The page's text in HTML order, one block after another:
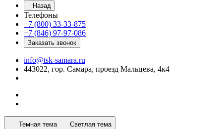
Назад
Телефоны
+7 (800) 33-33-875
+7 (846) 97-97-086
Заказать звонок
info@tsk-samara.ru
443022, гор. Самара, проезд Мальцева, 4к4
Темная тема Светлая тема